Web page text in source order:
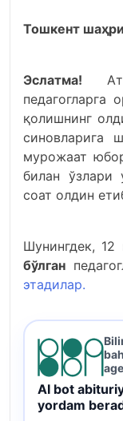
Тошкент
Эслатма!
педагогларга
қолишнинг
синовларига
мурожаат
билан ўзлари
соат олдин
Шунингдек, 12
бўлган
этадилар.
AI bot
yordam